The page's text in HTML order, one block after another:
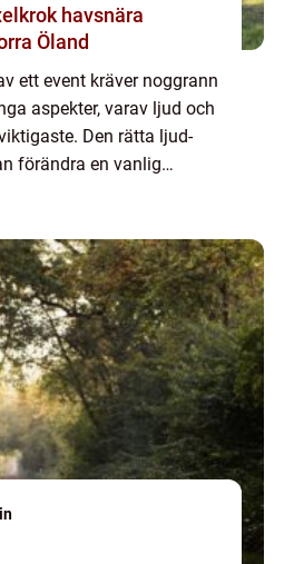
Öland
ett event kräver noggrann
aspekter, varav ljud och
Den rätta ljud-
förändra en vanlig